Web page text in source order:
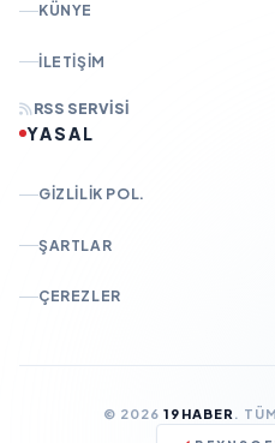
KÜNYE
İLETIŞIM
RSS SERVISI
YASAL
GIZLILIK POL.
ŞARTLAR
ÇEREZLER
© 202619HABER .